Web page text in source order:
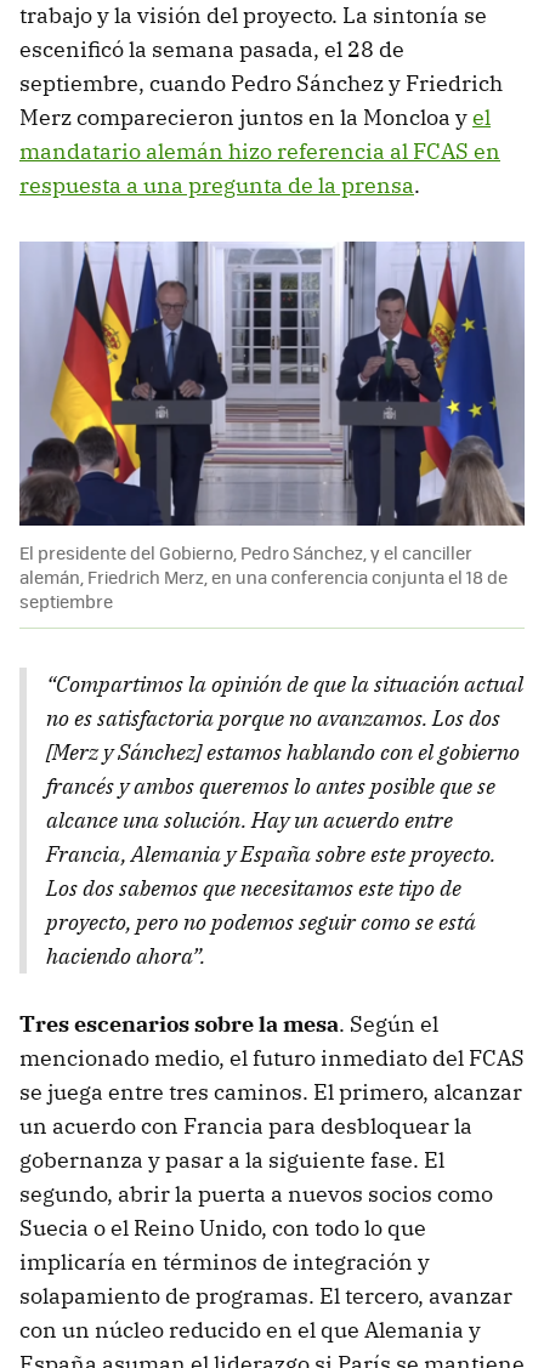
trabajo y la visión del proyecto. La sintonía se
escenificó la semana pasada, el 28 de
septiembre, cuando Pedro Sánchez y Friedrich
Merz comparecieron juntos en la Moncloa yel
mandatario alemán hizo referencia al FCAS en
respuesta a una pregunta de la prensa.
El presidente del Gobierno, Pedro Sánchez, y el canciller
alemán, Friedrich Merz, en una conferencia conjunta el 18 de
septiembre
“Compartimos la opinión de que la situación actual
no es satisfactoria porque no avanzamos. Los dos
[Merz y Sánchez] estamos hablando con el gobierno
francés y ambos queremos lo antes posible que se
alcance una solución. Hay un acuerdo entre
Francia, Alemania y España sobre este proyecto.
Los dos sabemos que necesitamos este tipo de
proyecto, pero no podemos seguir como se está
haciendo ahora”.
Tres escenarios sobre la mesa. Según el
mencionado medio, el futuro inmediato del FCAS
se juega entre tres caminos. El primero, alcanzar
un acuerdo con Francia para desbloquear la
gobernanza y pasar a la siguiente fase. El
segundo, abrir la puerta a nuevos socios como
Suecia o el Reino Unido, con todo lo que
implicaría en términos de integración y
solapamiento de programas. El tercero, avanzar
con un núcleo reducido en el que Alemania y